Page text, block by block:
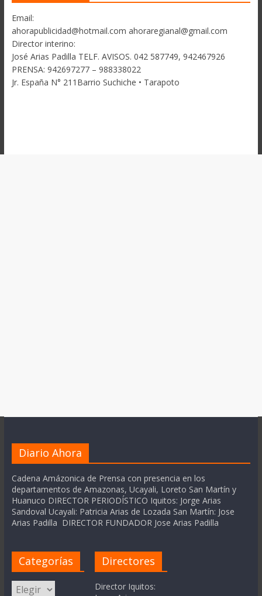
Email:
ahorapublicidad@hotmail.com ahoraregianal@gmail.com
Director interino:
José Arias Padilla TELF. AVISOS. 042 587749, 942467926
PRENSA: 942697277 – 988338022
Jr. España N° 211Barrio Suchiche • Tarapoto
Diario Ahora
Cadena Amázonica de Prensa con presencia en los
departamentos de Amazonas, Ucayali, Loreto San Martín y
Huanuco DIRECTOR PERIODÍSTICO Iquitos: Jorge Arias
Sandoval Ucayali: Patricia Arias de Lozada San Martín: Jose
Arias Padilla DIRECTOR FUNDADOR Jose Arias Padilla
Categorías
Categorías
Directores
Director Iquitos: